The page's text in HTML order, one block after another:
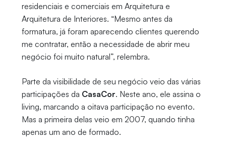
residenciais e comerciais em Arquitetura e
Arquitetura de Interiores. “Mesmo antes da
formatura, já foram aparecendo clientes querendo
me contratar, então a necessidade de abrir meu
negócio foi muito natural”, relembra.
Parte da visibilidade de seu negócio veio das várias
participações da CasaCor. Neste ano, ele assina o
living, marcando a oitava participação no evento.
Mas a primeira delas veio em 2007, quando tinha
apenas um ano de formado.